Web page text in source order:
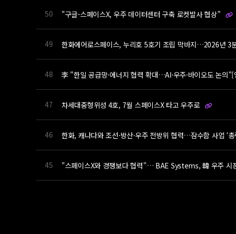
50 "구글-스페이스X, 우주 데이터센터 구축 로켓발사 협상"
49 한화에어로스페이스, 누리호 5호기 조립 막바지…2026년 3
48 李 "한일 공급망·에너지 협력 확대…AI·우주·바이오도 논의
47 차세대중형위성 4호, 7월 스페이스X 타고 우주로
46 한화, 캐나다와 조선·방산·우주 전방위 협력…잠수함 사업 ‘총
45 "스페이스X와 경쟁보다 협력"… BAE Systems, 韓 우주 시